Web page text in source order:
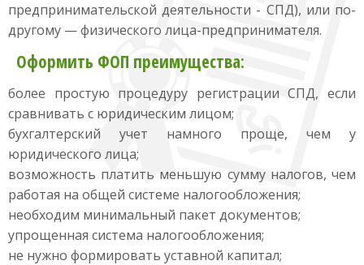
предпринимательской деятельности - СПД), или по-
другому — физического лица-предпринимателя.
Оформить ФОП преимущества:
более простую процедуру регистрации СПД, если
сравнивать с юридическим лицом;
бухгалтерский учет намного проще, чем у
юридического лица;
возможность платить меньшую сумму налогов, чем
работая на общей системе налогообложения;
необходим минимальный пакет документов;
упрощенная система налогообложения;
не нужно формировать уставной капитал;